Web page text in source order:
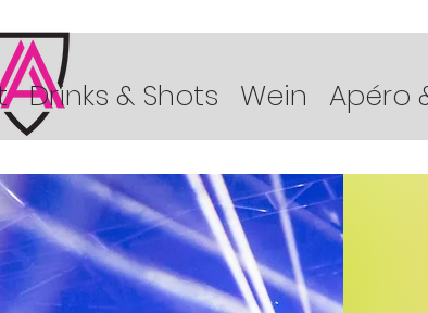
Drinks & Shots Wein Apéro